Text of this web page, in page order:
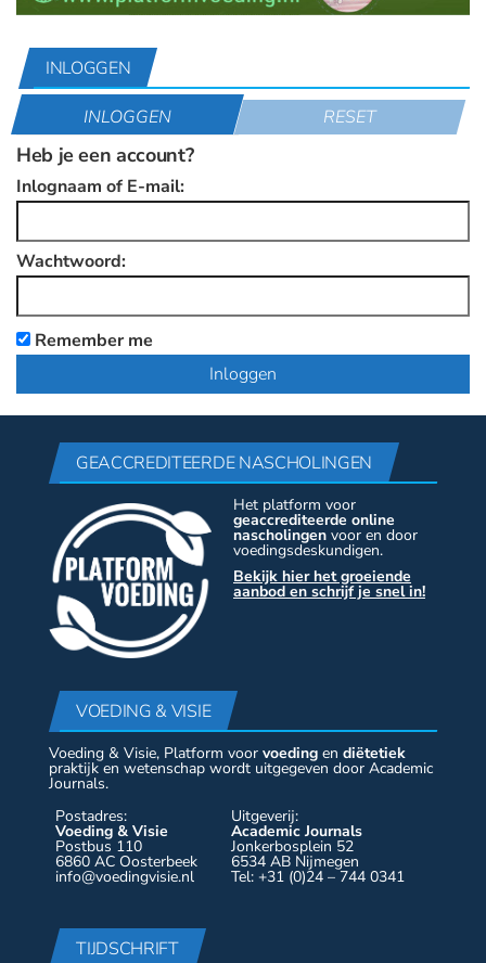
INLOGGEN
INLOGGEN RESET
Heb je een account?
Inlognaam of E-mail:
Wachtwoord:
Remember me
GEACCREDITEERDE NASCHOLINGEN
Het platform voor
geaccrediteerde online
nascholingen voor en door
voedingsdeskundigen.
Bekijk hier het groeiende
aanbod en schrijf je snel in!
VOEDING & VISIE
Voeding & Visie, Platform voor voeding en diëtetiek
praktijk en wetenschap wordt uitgegeven door Academic
Journals.
Postadres:
Voeding & Visie
Postbus 110
6860 AC Oosterbeek
info@voedingvisie.nl
Uitgeverij:
Academic Journals
Jonkerbosplein 52
6534 AB Nijmegen
Tel: +31 (0)24 – 744 0341
TIJDSCHRIFT